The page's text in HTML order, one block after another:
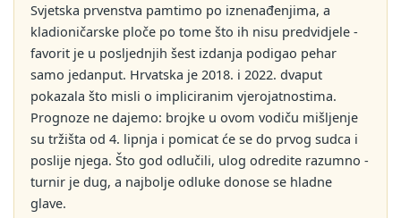
Svjetska prvenstva pamtimo po iznenađenjima, a
kladioničarske ploče po tome što ih nisu predvidjele -
favorit je u posljednjih šest izdanja podigao pehar
samo jedanput. Hrvatska je 2018. i 2022. dvaput
pokazala što misli o impliciranim vjerojatnostima.
Prognoze ne dajemo: brojke u ovom vodiču mišljenje
su tržišta od 4. lipnja i pomicat će se do prvog sudca i
poslije njega. Što god odlučili, ulog odredite razumno -
turnir je dug, a najbolje odluke donose se hladne
glave.